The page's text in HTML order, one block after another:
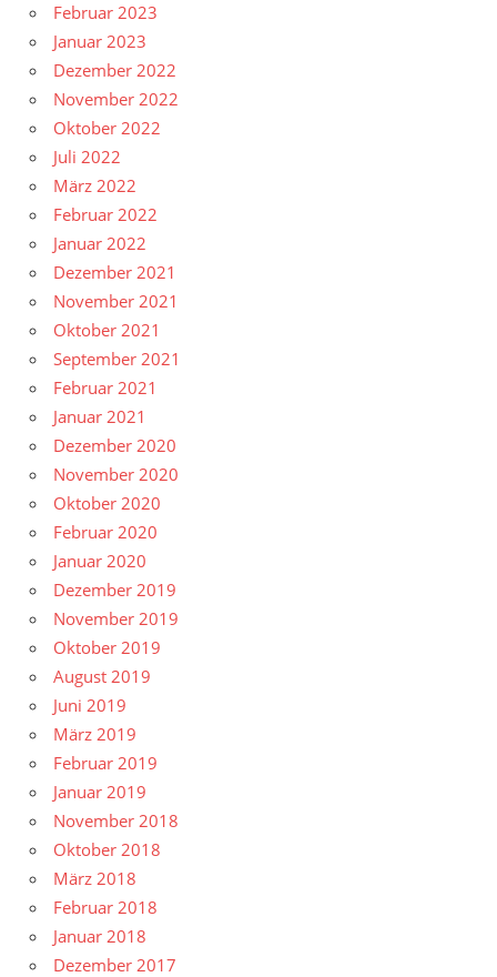
Februar 2023
Januar 2023
Dezember 2022
November 2022
Oktober 2022
Juli 2022
März 2022
Februar 2022
Januar 2022
Dezember 2021
November 2021
Oktober 2021
September 2021
Februar 2021
Januar 2021
Dezember 2020
November 2020
Oktober 2020
Februar 2020
Januar 2020
Dezember 2019
November 2019
Oktober 2019
August 2019
Juni 2019
März 2019
Februar 2019
Januar 2019
November 2018
Oktober 2018
März 2018
Februar 2018
Januar 2018
Dezember 2017